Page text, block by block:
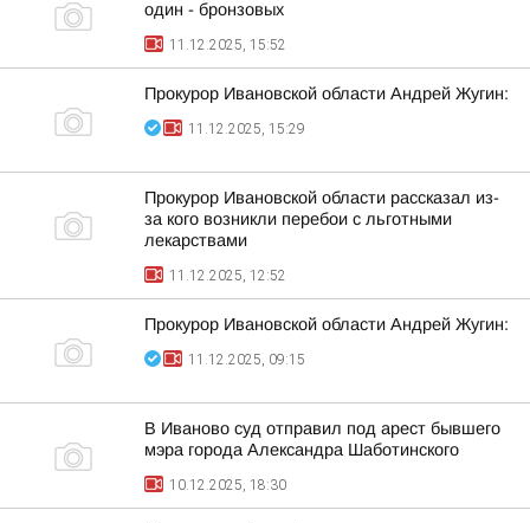
один - бронзовых
11.12.2025, 15:52
Прокурор Ивановской области Андрей Жугин:
11.12.2025, 15:29
Прокурор Ивановской области рассказал из-
за кого возникли перебои с льготными
лекарствами
11.12.2025, 12:52
Прокурор Ивановской области Андрей Жугин:
11.12.2025, 09:15
В Иваново суд отправил под арест бывшего
мэра города Александра Шаботинского
10.12.2025, 18:30